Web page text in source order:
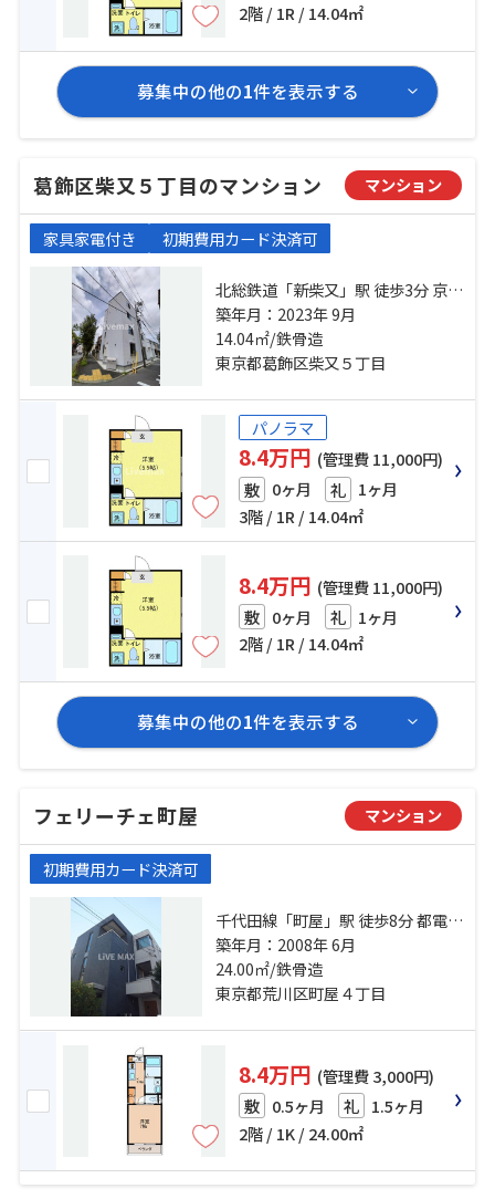
2階 / 1R / 14.04㎡
募集中の他の1件を表示する
葛飾区柴又５丁目のマンション マンション
家具家電付き 初期費用カード決済可
北総鉄道「新柴又」駅 徒歩3分 京成
金町線「柴又」駅 徒歩13分 京成本
線「京成小岩」駅 徒歩15分
築年月：2023年 9月
14.04㎡/鉄骨造
東京都葛飾区柴又５丁目
パノラマ
8.4万円 (管理費 11,000円)
敷 0ヶ月 礼 1ヶ月
3階 / 1R / 14.04㎡
8.4万円 (管理費 11,000円)
敷 0ヶ月 礼 1ヶ月
2階 / 1R / 14.04㎡
募集中の他の1件を表示する
フェリーチェ町屋 マンション
初期費用カード決済可
千代田線「町屋」駅 徒歩8分 都電荒
川線「町屋二丁目」駅 徒歩6分 都電
荒川線「東尾久三丁目」駅 徒歩7分
築年月：2008年 6月
24.00㎡/鉄骨造
東京都荒川区町屋４丁目
8.4万円 (管理費 3,000円)
敷 0.5ヶ月 礼 1.5ヶ月
2階 / 1K / 24.00㎡